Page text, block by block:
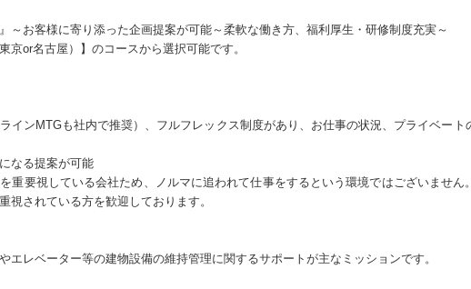
～お客様に寄り添った企画提案が可能～柔軟な働き方、福利厚生・研修制度充実～
or名古屋）】のコースから選択可能です。
インMTGも社内で推奨）、フルフレックス制度があり、お仕事の状況、プライベート
なる提案が可能
重要視している会社ため、ノルマに追われて仕事をするという環境ではございません
視されている方を歓迎しております。
エレベーター等の建物設備の維持管理に関するサポートが主なミッションです。